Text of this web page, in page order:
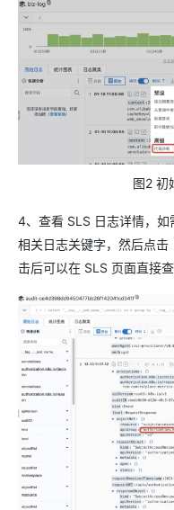
图2 初
4、查看 SLS 日志详情，
相关日志关键字，然后点
击后可以在 SLS 页面直接